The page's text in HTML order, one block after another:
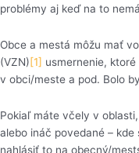
problémy aj keď na to
Obce a mestá môžu mať
(VZN)[1] usmernenie,
v obci/meste a pod. Bolo
Pokiaľ máte včely v
alebo ináč povedané –
nahlásiť to na obecný/